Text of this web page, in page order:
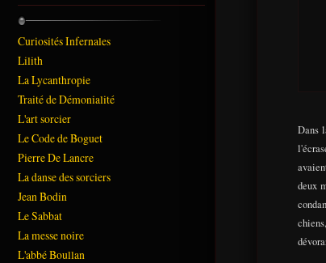
Curiosités Infernales
Lilith
La Lycanthropie
Traité de Démonialité
L'art sorcier
Le Code de Boguet
Pierre De Lancre
La danse des sorciers
Jean Bodin
Le Sabbat
La messe noire
L'abbé Boullan
Dans
deux